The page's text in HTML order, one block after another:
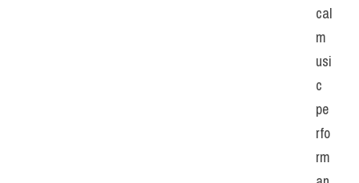
cal
m
usi
c
pe
rfo
rm